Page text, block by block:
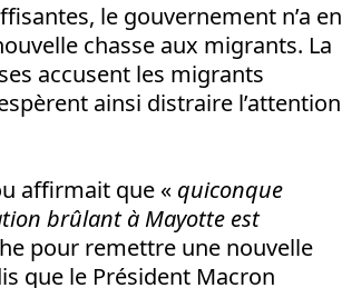
le gouvernement n’a en
chasse aux migrants. La
accusent les migrants
ainsi distraire l’attention
affirmait que « quiconque
brûlant à Mayotte est
pour remettre une nouvelle
que le Président Macron